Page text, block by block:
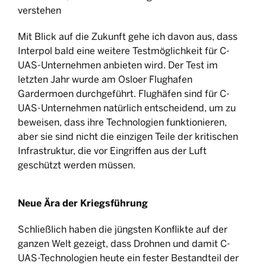
verstehen
Mit Blick auf die Zukunft gehe ich davon aus, dass
Interpol bald eine weitere Testmöglichkeit für C-
UAS-Unternehmen anbieten wird. Der Test im
letzten Jahr wurde am Osloer Flughafen
Gardermoen durchgeführt. Flughäfen sind für C-
UAS-Unternehmen natürlich entscheidend, um zu
beweisen, dass ihre Technologien funktionieren,
aber sie sind nicht die einzigen Teile der kritischen
Infrastruktur, die vor Eingriffen aus der Luft
geschützt werden müssen.
Neue Ära der Kriegsführung
Schließlich haben die jüngsten Konflikte auf der
ganzen Welt gezeigt, dass Drohnen und damit C-
UAS-Technologien heute ein fester Bestandteil der